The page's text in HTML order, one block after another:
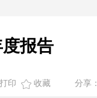
报告
分享：
打印 收藏